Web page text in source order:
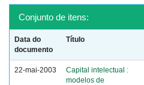
Conjunto de itens:
Data do
documento
Título
22-mai-2003
Capital intelectual :
modelos de